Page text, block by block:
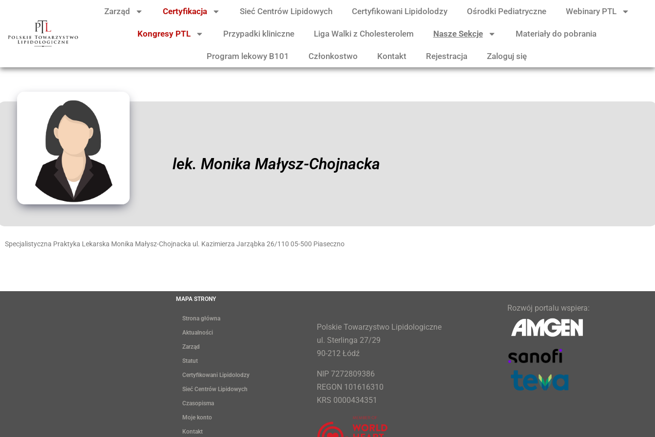
Zarząd Certyfikacja Sieć Centrów Lipidowych Certyfikowani Lipidolodzy Ośrodki Pediatryczne Webinary PTL
Kongresy PTL Przypadki kliniczne Liga Walki z Cholesterolem Nasze Sekcje Materiały do pobrania
Program lekowy B101 Członkostwo Kontakt Rejestracja Zaloguj się
lek. Monika Małysz-Chojnacka
Specjalistyczna Praktyka Lekarska Monika Małysz-Chojnacka ul. Kazimierza Jarząbka 26/110 05-500 Piaseczno
MAPA STRONY
Strona główna
Aktualności
Zarząd
Statut
Certyfikowani Lipidolodzy
Sieć Centrów Lipidowych
Czasopisma
Moje konto
Kontakt
Polskie Towarzystwo Lipidologiczne
ul. Sterlinga 27/29
90-212 Łódź
NIP 7272809386
REGON 101616310
KRS 0000434351
Rozwój portalu wspiera: